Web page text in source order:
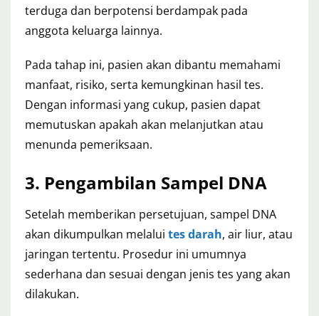
terduga dan berpotensi berdampak pada
anggota keluarga lainnya.
Pada tahap ini, pasien akan dibantu memahami
manfaat, risiko, serta kemungkinan hasil tes.
Dengan informasi yang cukup, pasien dapat
memutuskan apakah akan melanjutkan atau
menunda pemeriksaan.
3. Pengambilan Sampel DNA
Setelah memberikan persetujuan, sampel DNA
akan dikumpulkan melalui tes darah, air liur, atau
jaringan tertentu. Prosedur ini umumnya
sederhana dan sesuai dengan jenis tes yang akan
dilakukan.